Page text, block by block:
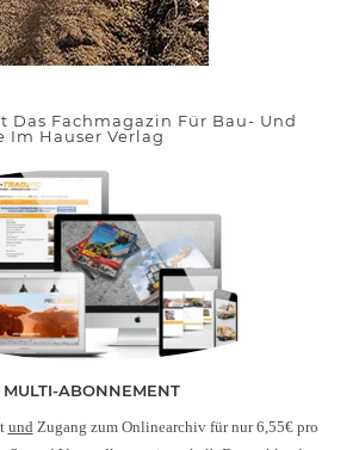
Das Fachmagazin Für Bau- Und
Im Hauser Verlag
MULTI-ABONNEMENT
und Zugang zum Onlinearchiv für nur 6,55€ pro